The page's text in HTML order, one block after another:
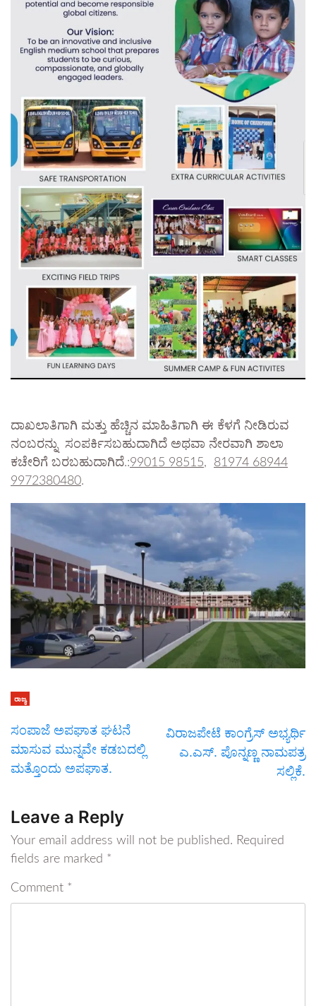
ದಾಖಲಾತಿಗಾಗಿ ಮತ್ತು ಹೆಚ್ಚಿನ ಮಾಹಿತಿಗಾಗಿ ಈ ಕೆಳಗೆ ನೀಡಿರುವ
ನಂಬರನ್ನು ಸಂಪರ್ಕಿಸಬಹುದಾಗಿದೆ ಅಥವಾ ನೇರವಾಗಿ ಶಾಲಾ
ಕಚೇರಿಗೆ ಬರಬಹುದಾಗಿದೆ.:99015 98515, 81974 68944
9972380480.
ರಾಜ್ಯ
ಸಂಪಾಜೆ ಅಪಘಾತ ಘಟನೆ
ಮಾಸುವ‌ ಮುನ್ನವೇ ಕಡಬದಲ್ಲಿ
ಮತ್ತೊಂದು ಅಪಘಾತ.
ವಿರಾಜಪೇಟೆ ಕಾಂಗ್ರೆಸ್ ಅಭ್ಯರ್ಥಿ
ಎ.ಎಸ್. ಪೊನ್ನಣ್ಣ ನಾಮಪತ್ರ
ಸಲ್ಲಿಕೆ.
Leave a Reply
Your email address will not be published. Required
fields are marked *
Comment *